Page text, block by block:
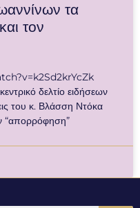
τα
τον
δελτίο ειδήσεων
του κ. Βλάσση Ντόκα
“απορρόφηση”